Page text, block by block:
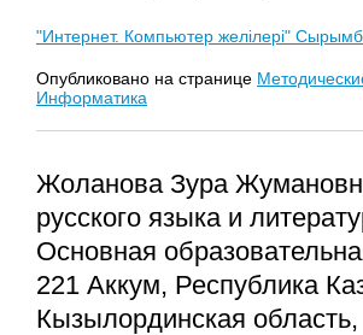
"Интернет. Компьютер желілері"
Опубликовано на странице
Информатика
Жоланова Зура
русского языка и
Основная
221 Аккум, Республика
Кызылординская область,